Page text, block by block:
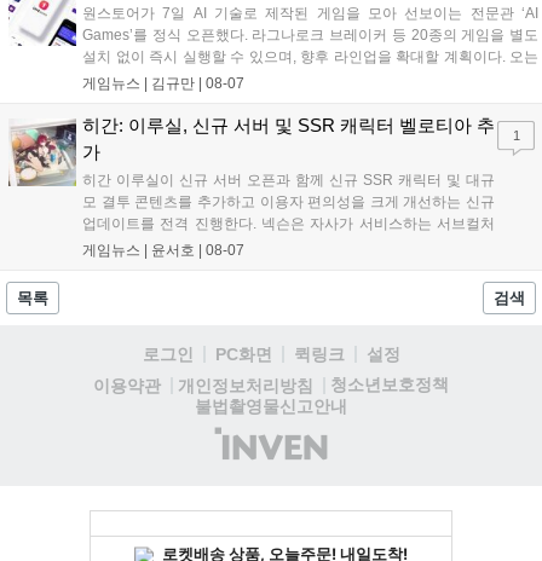
원스토어가 7일 AI 기술로 제작된 게임을 모아 선보이는 전문관 ‘AI
Games’를 정식 오픈했다. 라그나로크 브레이커 등 20종의 게임을 별도
설치 없이 즉시 실행할 수 있으며, 향후 라인업을 확대할 계획이다. 오는
11일부터는 게임 실행 시 할인 쿠폰을 지급하는 오픈 기념 이벤트도 진
있는 환경을 조성해 창작자와 이용자 모두에게 새로운 경험을 제공할 것
으로 기대된다....
게임뉴스 | 김규만 08-07
히간: 이루실, 신규 서버 및 SSR 캐릭터 벨로티아 추
가
히간 이루실이 신규 서버 오픈과 함께 신규 SSR 캐릭터 및 대규
모 결투 콘텐츠를 추가하고 이용자 편의성을 크게 개선하는 신규
업데이트를 전격 진행한다. 넥슨은 자사가 서비스하는 서브컬처
게임 히간 이루실에 신규 서버 'world3'을 개설하고 신규 캐릭터
게임뉴스 | 윤서호 08-07
1
목록 검색
로그인 PC화면 퀵링크
설정
이용약관
개인정보처리방침
청소년보호정책
불법촬영물신고안내
(주)
인